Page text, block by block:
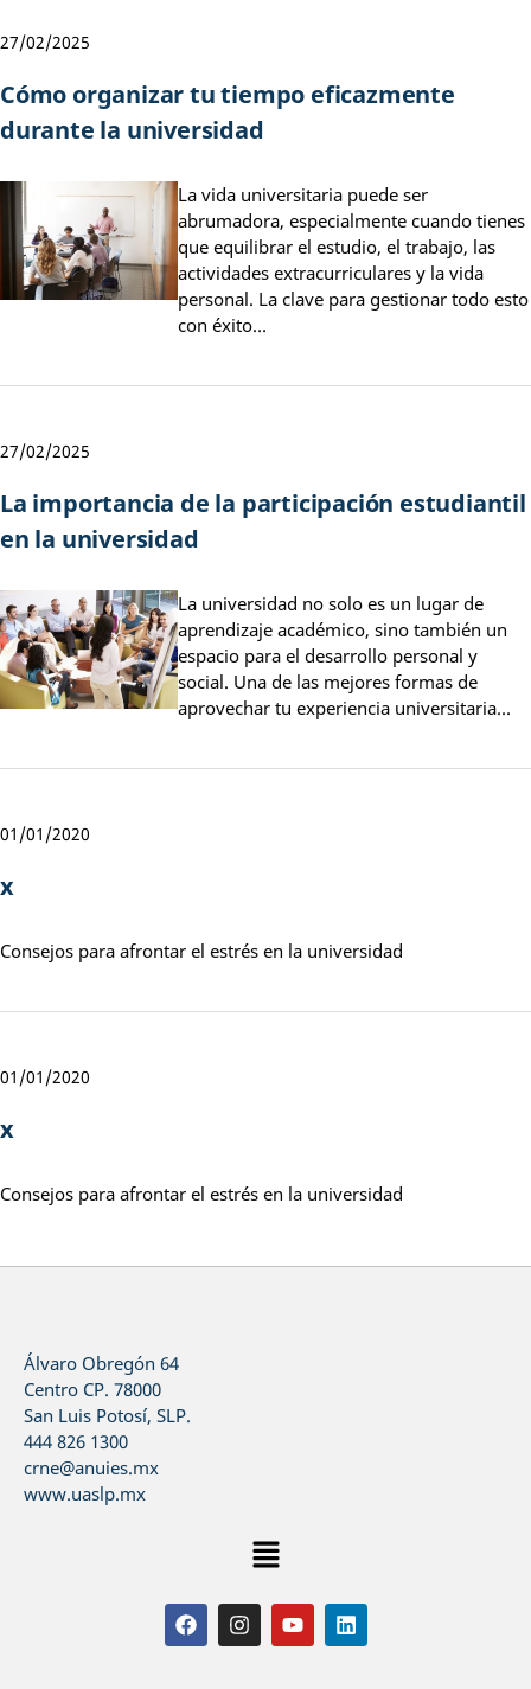
27/02/2025
Cómo organizar tu tiempo eficazmente
durante la universidad
La vida universitaria puede ser
abrumadora, especialmente cuando tienes
que equilibrar el estudio, el trabajo, las
actividades extracurriculares y la vida
personal. La clave para gestionar todo esto
con éxito…
27/02/2025
La importancia de la participación estudiantil
en la universidad
La universidad no solo es un lugar de
aprendizaje académico, sino también un
espacio para el desarrollo personal y
social. Una de las mejores formas de
aprovechar tu experiencia universitaria…
01/01/2020
x
Consejos para afrontar el estrés en la universidad
01/01/2020
x
Consejos para afrontar el estrés en la universidad
Álvaro Obregón 64
Centro CP. 78000
San Luis Potosí, SLP.
444 826 1300
crne@anuies.mx
www.uaslp.mx